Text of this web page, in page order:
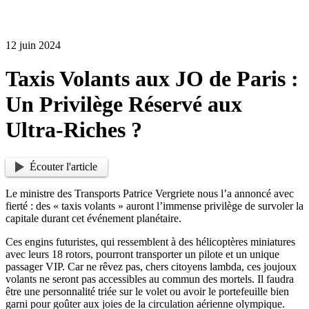
12 juin 2024
Taxis Volants aux JO de Paris :
Un Privilège Réservé aux
Ultra-Riches ?
Écouter l'article
Le ministre des Transports Patrice Vergriete nous l’a annoncé avec
fierté : des « taxis volants » auront l’immense privilège de survoler la
capitale durant cet événement planétaire.
Ces engins futuristes, qui ressemblent à des hélicoptères miniatures
avec leurs 18 rotors, pourront transporter un pilote et un unique
passager VIP. Car ne rêvez pas, chers citoyens lambda, ces joujoux
volants ne seront pas accessibles au commun des mortels. Il faudra
être une personnalité triée sur le volet ou avoir le portefeuille bien
garni pour goûter aux joies de la circulation aérienne olympique.